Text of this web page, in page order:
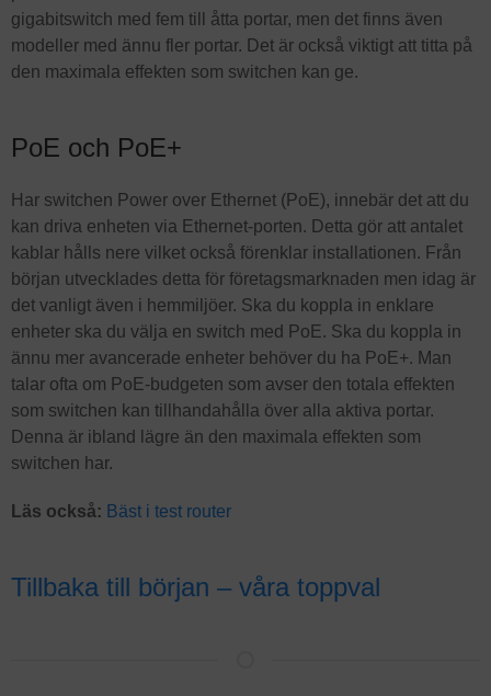
gigabitswitch med fem till åtta portar, men det finns även
modeller med ännu fler portar. Det är också viktigt att titta på
den maximala effekten som switchen kan ge.
PoE och PoE+
Har switchen Power over Ethernet (PoE), innebär det att du
kan driva enheten via Ethernet-porten. Detta gör att antalet
kablar hålls nere vilket också förenklar installationen. Från
början utvecklades detta för företagsmarknaden men idag är
det vanligt även i hemmiljöer. Ska du koppla in enklare
enheter ska du välja en switch med PoE. Ska du koppla in
ännu mer avancerade enheter behöver du ha PoE+. Man
talar ofta om PoE-budgeten som avser den totala effekten
som switchen kan tillhandahålla över alla aktiva portar.
Denna är ibland lägre än den maximala effekten som
switchen har.
Läs också: Bäst i test router
Tillbaka till början – våra toppval